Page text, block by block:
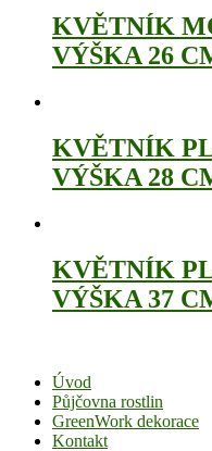
KVĚTNÍK
VÝŠKA 26
KVĚTNÍK
VÝŠKA 28
KVĚTNÍK
VÝŠKA 37
Úvod
Půjčovna rostlin
GreenWork dekorace
Kontakt